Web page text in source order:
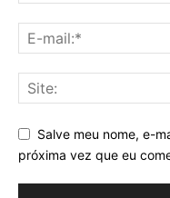
Salve meu nome, e-
próxima vez que eu